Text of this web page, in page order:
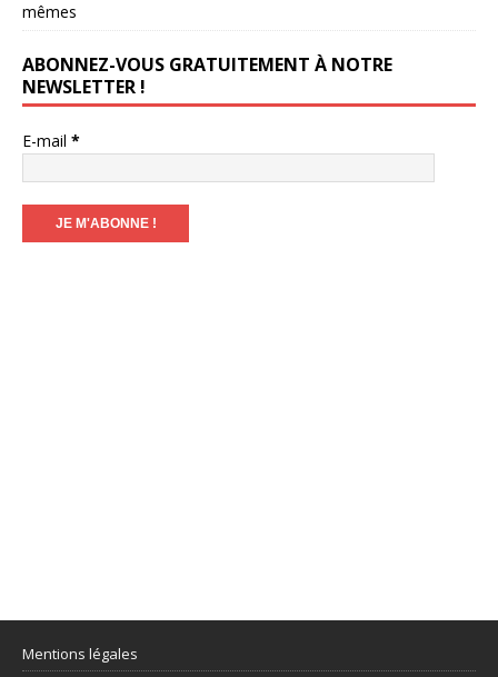
mêmes
ABONNEZ-VOUS GRATUITEMENT À NOTRE
NEWSLETTER !
E-mail *
Mentions légales